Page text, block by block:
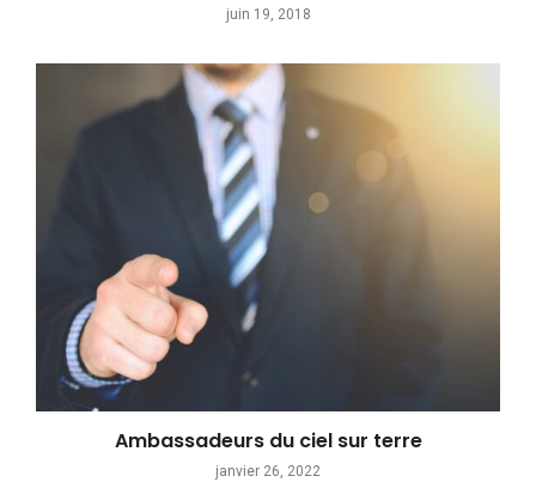
juin 19, 2018
Ambassadeurs du ciel sur terre
janvier 26, 2022